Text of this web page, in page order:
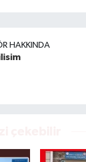
HAKKINDA